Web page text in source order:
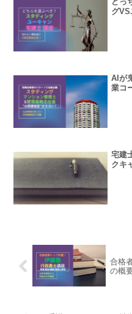
グVS
AIが
業コ
宅建
クキ
合格
の概